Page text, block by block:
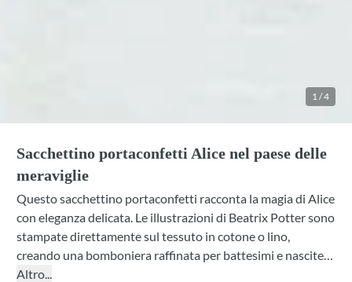
1/4
Sacchettino portaconfetti Alice nel paese delle
meraviglie
Questo sacchettino portaconfetti racconta la magia di Alice
con eleganza delicata. Le illustrazioni di Beatrix Potter sono
stampate direttamente sul tessuto in cotone o lino,
creando una bomboniera raffinata per battesimi e nascite.
Scegli fra diverse profumazioni all'interno, colori di nastro e
Altro...